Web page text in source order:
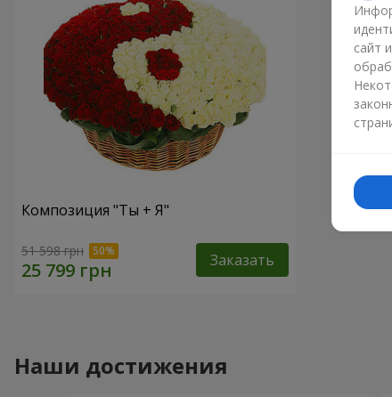
Композиция "Ты + Я"
51 598 грн Заказать
Наши достижения
сайт